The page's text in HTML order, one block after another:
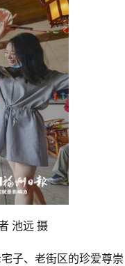
池远 摄
子、老街区的珍爱尊崇